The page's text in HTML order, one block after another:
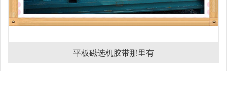
平板磁选机胶带那里有